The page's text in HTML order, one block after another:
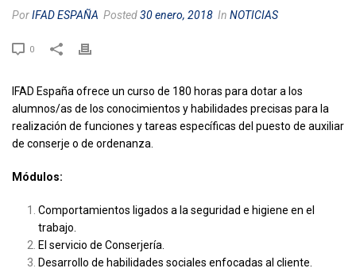
PorIFAD ESPAÑA Posted30 enero, 2018 In NOTICIAS
0
IFAD España ofrece un curso de 180 horas para dotar a los
alumnos/as de los conocimientos y habilidades precisas para la
realización de funciones y tareas específicas del puesto de auxiliar
de conserje o de ordenanza.
Módulos:
Comportamientos ligados a la seguridad e higiene en el
trabajo.
El servicio de Conserjería.
Desarrollo de habilidades sociales enfocadas al cliente.